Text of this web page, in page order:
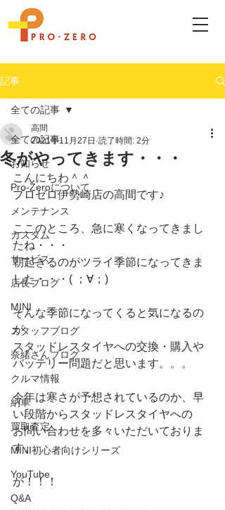
記事
全ての記事
お知らせ
Pro-Zeroについて
メンテナンス
カスタム
サービス
店長ブログ
MINI
スタッフブログ
奈緒さんブログ
クルマ情報
納車
買取査定
MINI初心者向けシリーズ
YouTube
Q&A
全ての記事
冬がやってきます・・・
高間
2021年11月27日 読了時間: 2分
こんにちわ＾＾
プロゼロ伊勢崎店の高間です♪
ここのところ、急に寒くなってきまし
たね・・・
朝起きるのがツライ季節になってきま
した・・・( ；∀；)
そんな季節になってくると気になるの
が
スタッドレスタイヤへの交換・購入や
バッテリー問題だと思います。。。
今年は寒さが予想されているのか、早
い段階からスタッドレスタイヤへの
お問い合わせを多々いただいておりま
す。
が！！！